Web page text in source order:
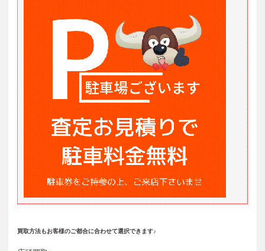
買取方法もお客様のご都合に合わせて選択できます♪